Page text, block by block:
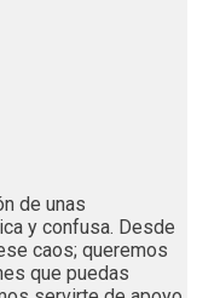
de unas
y confusa. Desde
caos; queremos
que puedas